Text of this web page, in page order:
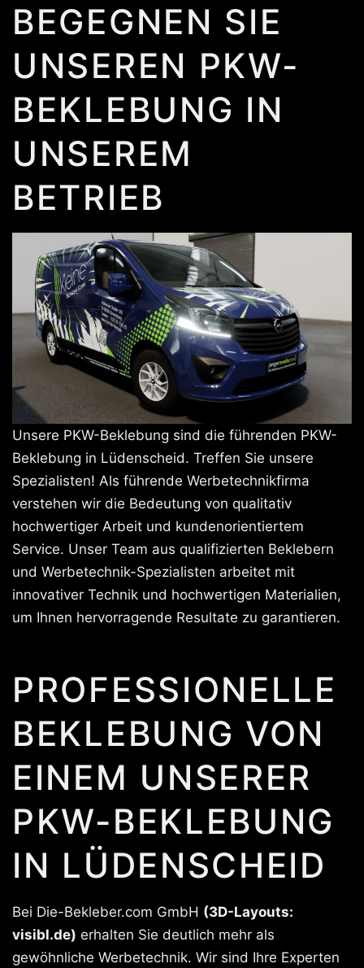
BEGEGNEN SIE
UNSEREN PKW-
BEKLEBUNG IN
UNSEREM
BETRIEB
Unsere PKW-Beklebung sind die führenden PKW-
Beklebung in Lüdenscheid. Treffen Sie unsere
Spezialisten! Als führende Werbetechnikfirma
verstehen wir die Bedeutung von qualitativ
hochwertiger Arbeit und kundenorientiertem
Service. Unser Team aus qualifizierten Beklebern
und Werbetechnik-Spezialisten arbeitet mit
innovativer Technik und hochwertigen Materialien,
um Ihnen hervorragende Resultate zu garantieren.
PROFESSIONELLE
BEKLEBUNG VON
EINEM UNSERER
PKW-BEKLEBUNG
IN LÜDENSCHEID
Bei Die-Bekleber.com GmbH (3D-Layouts:
visibl.de) erhalten Sie deutlich mehr als
gewöhnliche Werbetechnik. Wir sind Ihre Experten